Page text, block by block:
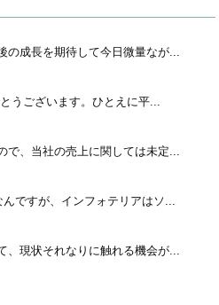
の成長を期待して今日微量なが...
うございます。ひとえに平...
で、当社の売上に関しては未定...
ですが、インフォテリアはソ...
、現状それなりに触れる機会が...